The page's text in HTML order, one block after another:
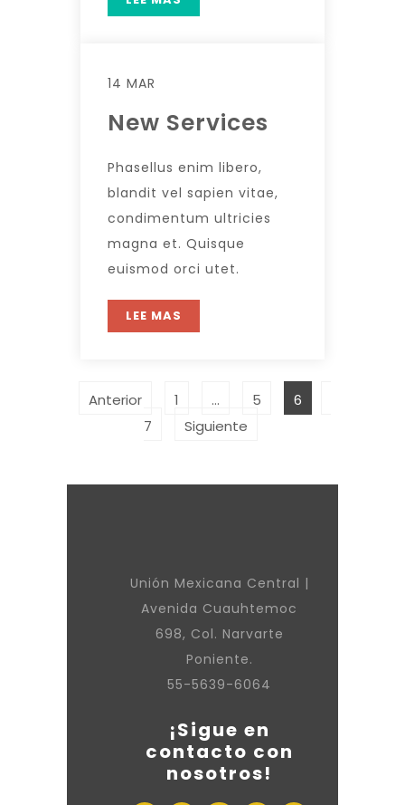
14 MAR
New Services
Phasellus enim libero,
blandit vel sapien vitae,
condimentum ultricies
magna et. Quisque
euismod orci utet.
LEE MAS
Anterior 1 … 5
6
7
Siguiente
Unión Mexicana Central |
Avenida Cuauhtemoc
698, Col. Narvarte
Poniente.
55-5639-6064
¡Sigue en
contacto con
nosotros!